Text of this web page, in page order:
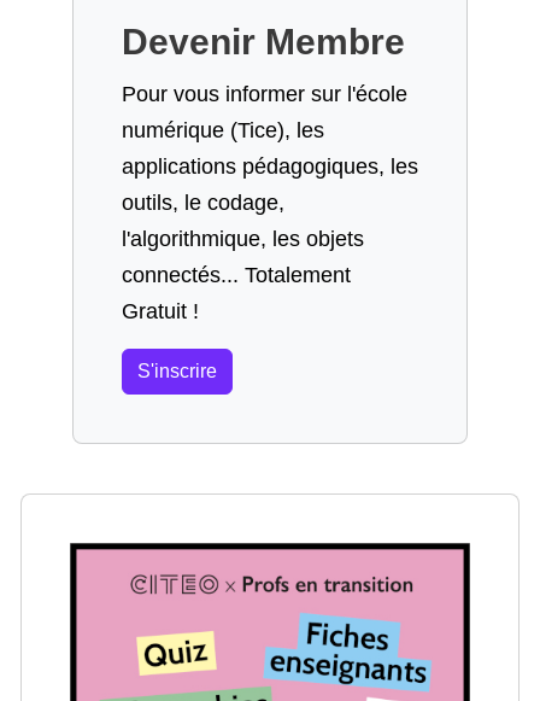
Devenir Membre
Pour vous informer sur l'école
numérique (Tice), les
applications pédagogiques, les
outils, le codage,
l'algorithmique, les objets
connectés... Totalement
Gratuit !
S'inscrire